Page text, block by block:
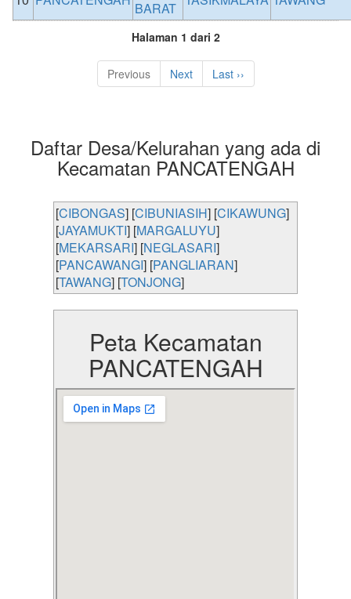
BARAT
Halaman 1 dari 2
Previous Next Last ››
Daftar Desa/Kelurahan yang ada di
Kecamatan PANCATENGAH
[CIBONGAS] [CIBUNIASIH] [CIKAWUNG]
[JAYAMUKTI] [MARGALUYU]
[MEKARSARI] [NEGLASARI]
[PANCAWANGI] [PANGLIARAN]
[TAWANG] [TONJONG]
Peta Kecamatan
PANCATENGAH